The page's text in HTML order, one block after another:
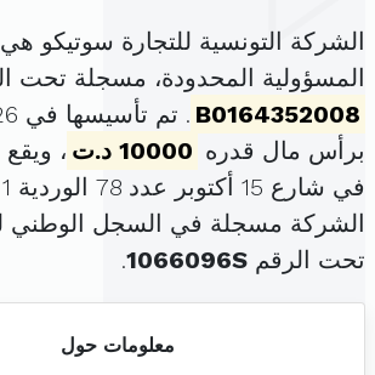
الشركة التونسية للتجارة سوتيكو
المسؤولية المحدودة، مسجلة تحت
B0164352008
برأس مال قدره 10000 د.ت
،
في شارع 15 أكتوبر عدد 78 الوردية 1 تونس (
الشركة مسجلة في السجل
تحت الرقم 1066096S
.
معلومات حول